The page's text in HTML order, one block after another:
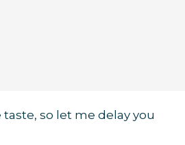
so let me delay you